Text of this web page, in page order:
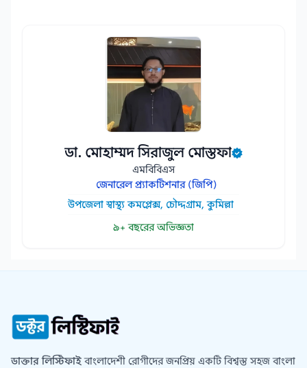
ডা. মোহাম্মদ সিরাজুল মোস্তফা
এমবিবিএস
জেনারেল প্র্যাকটিশনার (জিপি)
উপজেলা স্বাস্থ্য কমপ্লেক্স, চৌদ্দগ্রাম, কুমিল্লা
৯+ বছরের অভিজ্ঞতা
ডাক্তার লিস্টিফাইবাংলাদেশী রোগীদের জনপ্রিয় একটি বিশ্বস্ত সহজ বাংলা